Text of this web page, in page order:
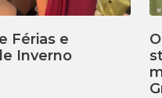
Férias e
Inverno